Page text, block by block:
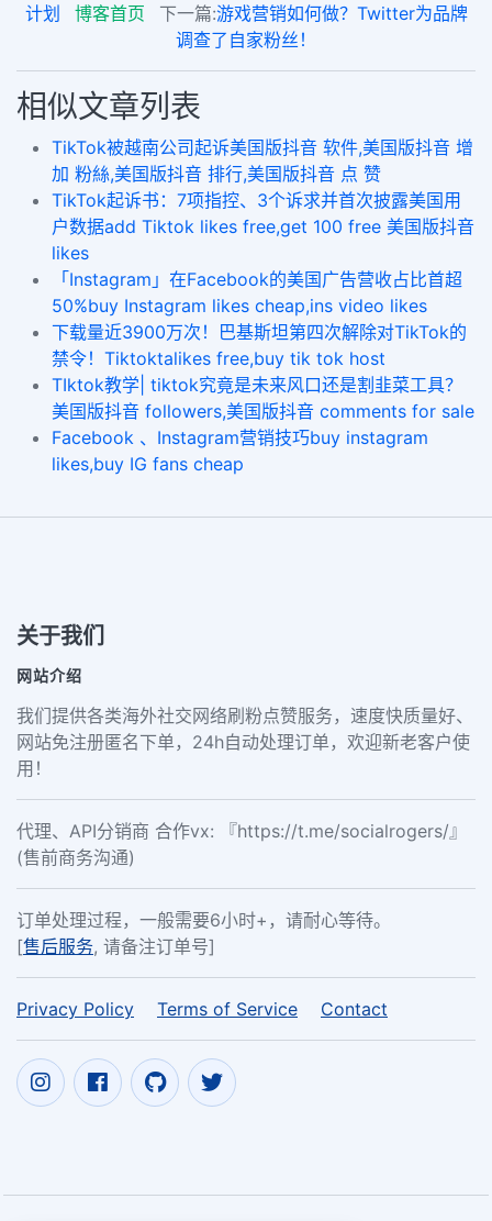
计划
博客首页 下一篇:游戏营销如何做？Twitter为品牌
调查了自家粉丝！
相似文章列表
TikTok被越南公司起诉美国版抖音 软件,美国版抖音 增
加 粉絲,美国版抖音 排行,美国版抖音 点 赞
TikTok起诉书：7项指控、3个诉求并首次披露美国用
户数据add Tiktok likes free,get 100 free 美国版抖音
likes
「Instagram」在Facebook的美国广告营收占比首超
50%buy Instagram likes cheap,ins video likes
下载量近3900万次！巴基斯坦第四次解除对TikTok的
禁令！Tiktoktalikes free,buy tik tok host
TIktok教学| tiktok究竟是未来风口还是割韭菜工具？
美国版抖音 followers,美国版抖音 comments for sale
Facebook 、Instagram营销技巧buy instagram
likes,buy IG fans cheap
关于我们
网站介绍
我们提供各类海外社交网络刷粉点赞服务，速度快质量好、
网站免注册匿名下单，24h自动处理订单，欢迎新老客户使
用！
代理、API分销商 合作vx: 『https://t.me/socialrogers/』
(售前商务沟通)
订单处理过程，一般需要6小时+，请耐心等待。
[售后服务, 请备注订单号]
Privacy Policy Terms of Service Contact